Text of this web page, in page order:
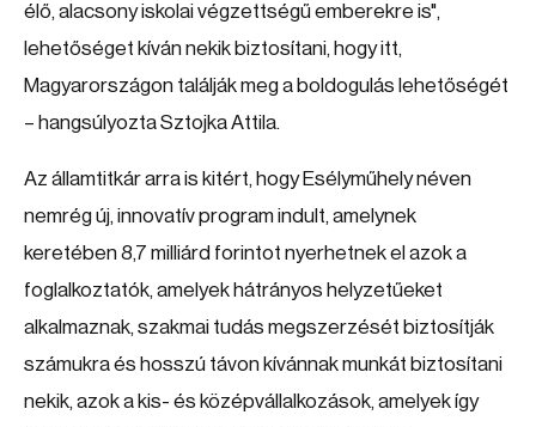
élő, alacsony iskolai végzettségű emberekre is",
lehetőséget kíván nekik biztosítani, hogy itt,
Magyarországon találják meg a boldogulás lehetőségét
– hangsúlyozta Sztojka Attila.
Az államtitkár arra is kitért, hogy Esélyműhely néven
nemrég új, innovatív program indult, amelynek
keretében 8,7 milliárd forintot nyerhetnek el azok a
foglalkoztatók, amelyek hátrányos helyzetűeket
alkalmaznak, szakmai tudás megszerzését biztosítják
számukra és hosszú távon kívánnak munkát biztosítani
nekik, azok a kis- és középvállalkozások, amelyek így